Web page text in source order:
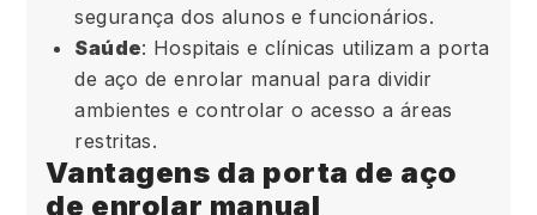
segurança dos alunos e funcionários.
Saúde: Hospitais e clínicas utilizam a porta
de aço de enrolar manual para dividir
ambientes e controlar o acesso a áreas
restritas.
Vantagens da porta de aço
de enrolar manual